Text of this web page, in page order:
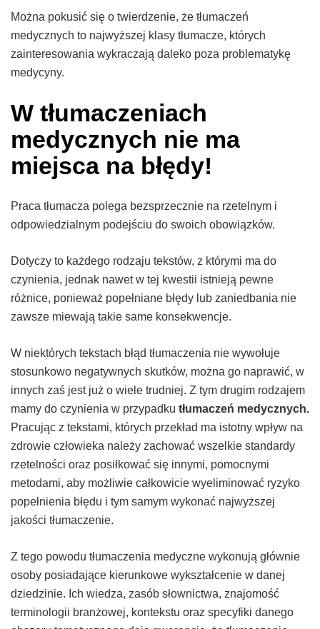
Można pokusić się o twierdzenie, że tłumaczeń
medycznych to najwyższej klasy tłumacze, których
zainteresowania wykraczają daleko poza problematykę
medycyny.
W tłumaczeniach
medycznych nie ma
miejsca na błędy!
Praca tłumacza polega bezsprzecznie na rzetelnym i
odpowiedzialnym podejściu do swoich obowiązków.
Dotyczy to każdego rodzaju tekstów, z którymi ma do
czynienia, jednak nawet w tej kwestii istnieją pewne
różnice, ponieważ popełniane błędy lub zaniedbania nie
zawsze miewają takie same konsekwencje.
W niektórych tekstach błąd tłumaczenia nie wywołuje
stosunkowo negatywnych skutków, można go naprawić, w
innych zaś jest już o wiele trudniej. Z tym drugim rodzajem
mamy do czynienia w przypadku tłumaczeń medycznych.
Pracując z tekstami, których przekład ma istotny wpływ na
zdrowie człowieka należy zachować wszelkie standardy
rzetelności oraz posiłkować się innymi, pomocnymi
metodami, aby możliwie całkowicie wyeliminować ryzyko
popełnienia błędu i tym samym wykonać najwyższej
jakości tłumaczenie.
Z tego powodu tłumaczenia medyczne wykonują głównie
osoby posiadające kierunkowe wykształcenie w danej
dziedzinie. Ich wiedza, zasób słownictwa, znajomość
terminologii branżowej, kontekstu oraz specyfiki danego